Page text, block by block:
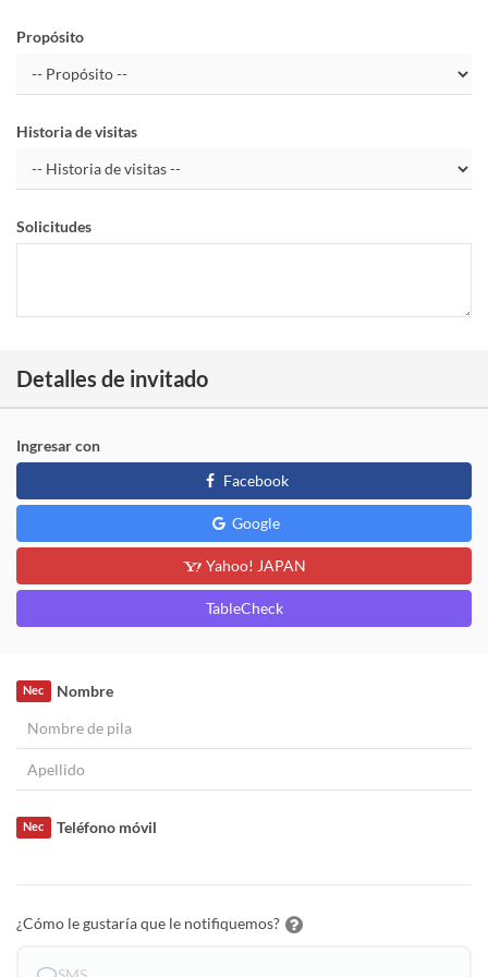
Propósito
Historia de visitas
Solicitudes
Detalles de invitado
Ingresar con
Facebook
Google
Yahoo! JAPAN
TableCheck
Nombre
Nec
Teléfono móvil
Nec
¿Cómo le gustaría que le notifiquemos?